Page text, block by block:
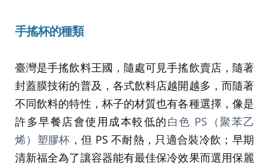
手搖杯的種類
臺灣是手搖飲料王國，隨處可見手搖飲賣店，隨著
封蓋膜技術的普及，各式飲料店越開越多，而隨著
不同飲料的特性，杯子的材質也有各種選擇，像是
許多早餐店會使用成本較低的白色 PS（聚苯乙
烯）塑膠杯 ，但 PS 不耐熱，只適合裝冷飲；早期
清新福全為了讓容器能有最佳保冷效果而選用保麗